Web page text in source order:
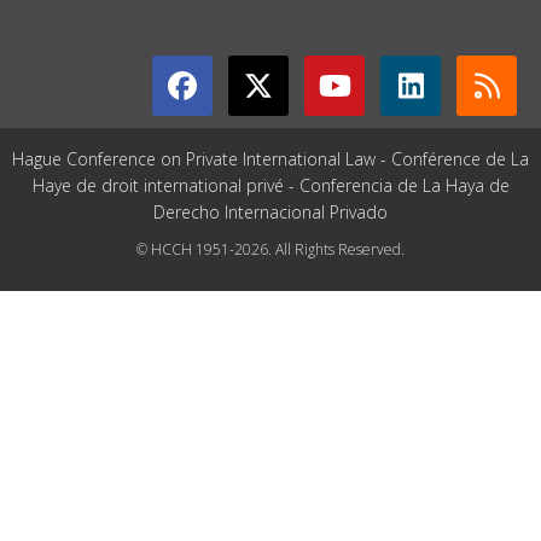
Hague Conference on Private International Law - Conférence de La
Haye de droit international privé - Conferencia de La Haya de
Derecho Internacional Privado
© HCCH 1951-2026. All Rights Reserved.